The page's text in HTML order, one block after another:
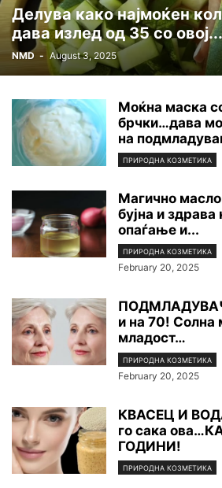
Делува како најмоќен
дава излед од 35 со овој...
NMD - August 3, 2025
Моќна маска
брчки…дава
на
ПРИРОДНА КОЗМЕТИКА
Магично
бујна и
опаѓање и...
ПРИРОДНА КОЗМЕТИКА
February 20, 2025
и на 70! Солна
младост…
ПРИРОДНА КОЗМЕТИКА
February 20, 2025
КВАСЕЦ И
го сака
ГОДИНИ!
ПРИРОДНА КОЗМЕТИКА